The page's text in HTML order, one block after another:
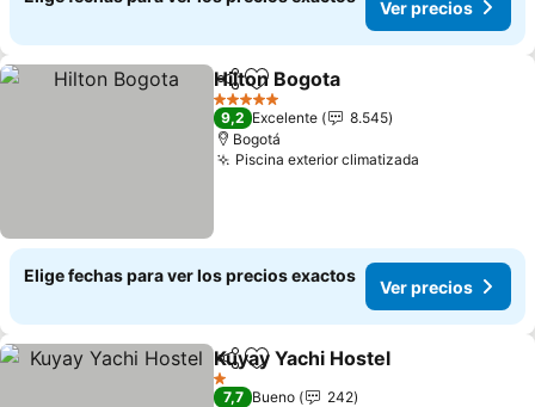
Ver precios
CompartirAgregar a favoritos
Hilton Bogota
5 Estrellas
9,2 Excelente
8.545
Bogotá
Piscina exterior climatizada
Elige fechas para ver los precios exactos
Ver precios
CompartirAgregar a favoritos
Kuyay Yachi Hostel
1 Estrellas
7,7 Bueno
242